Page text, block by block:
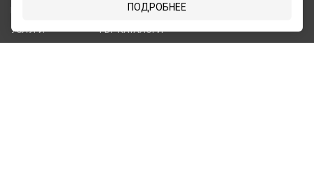
УСЛУГИ
КОНТАКТЫ
PDF КАТАЛОГИ
ПОДРОБНЕЕ